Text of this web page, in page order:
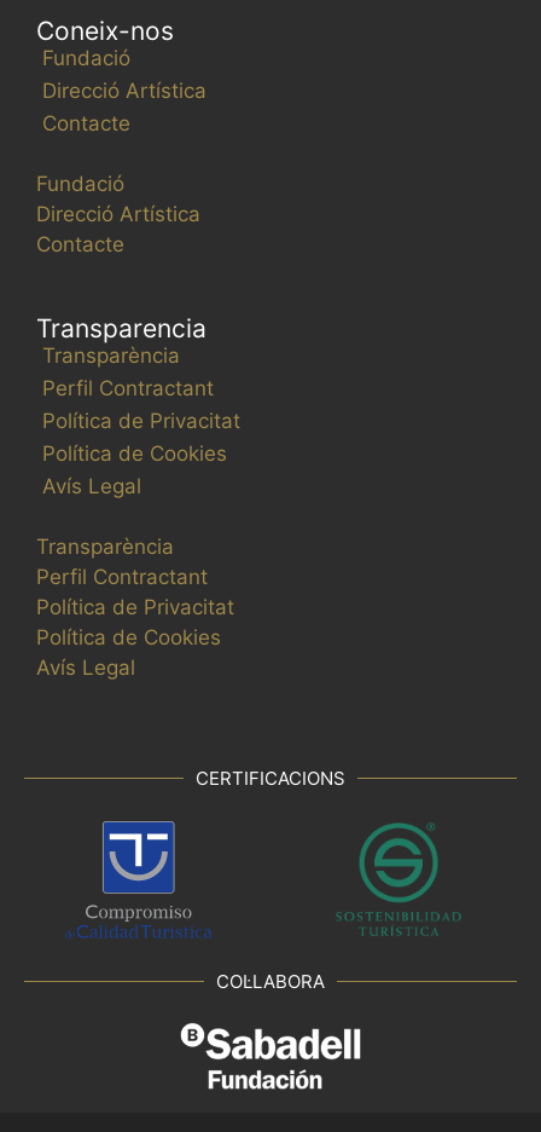
Coneix-nos
Fundació
Direcció Artística
Contacte
Fundació
Direcció Artística
Contacte
Transparencia
Transparència
Perfil Contractant
Política de Privacitat
Política de Cookies
Avís Legal
Transparència
Perfil Contractant
Política de Privacitat
Política de Cookies
Avís Legal
CERTIFICACIONS
COL·LABORA